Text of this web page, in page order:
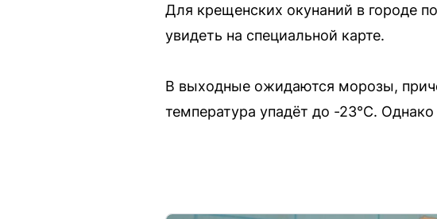
Для крещенских окунаний в городе
увидеть на специальной карте.
В выходные ожидаются морозы,
температура упадёт до -23°C.